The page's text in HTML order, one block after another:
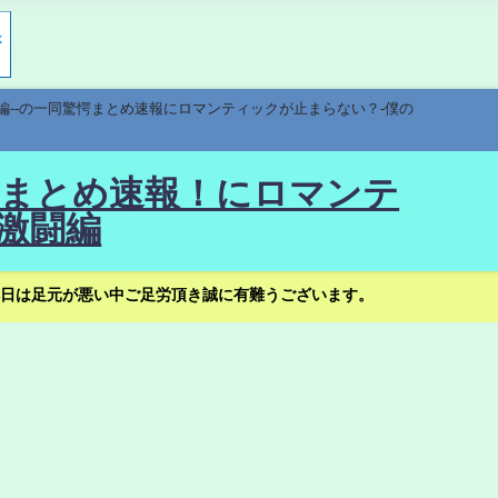
の一同驚愕まとめ速報にロマンティックが止まらない？-僕の
とめ速報！にロマンテ
闘編
足元が悪い中ご足労頂き誠に有難うございます。